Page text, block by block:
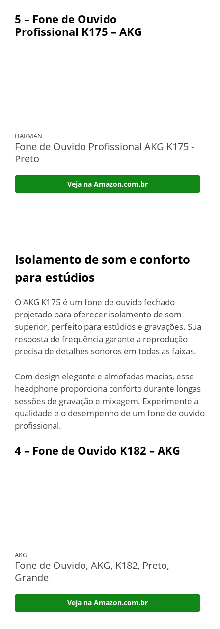
5 – Fone de Ouvido
Profissional K175 – AKG
HARMAN
Fone de Ouvido Profissional AKG K175 -
Preto
Veja na Amazon.com.br
Isolamento de som e conforto
para estúdios
O AKG K175 é um fone de ouvido fechado
projetado para oferecer isolamento de som
superior, perfeito para estúdios e gravações. Sua
resposta de frequência garante a reprodução
precisa de detalhes sonoros em todas as faixas.
Com design elegante e almofadas macias, esse
headphone proporciona conforto durante longas
sessões de gravação e mixagem. Experimente a
qualidade e o desempenho de um fone de ouvido
profissional.
4 – Fone de Ouvido K182 – AKG
AKG
Fone de Ouvido, AKG, K182, Preto,
Grande
Veja na Amazon.com.br